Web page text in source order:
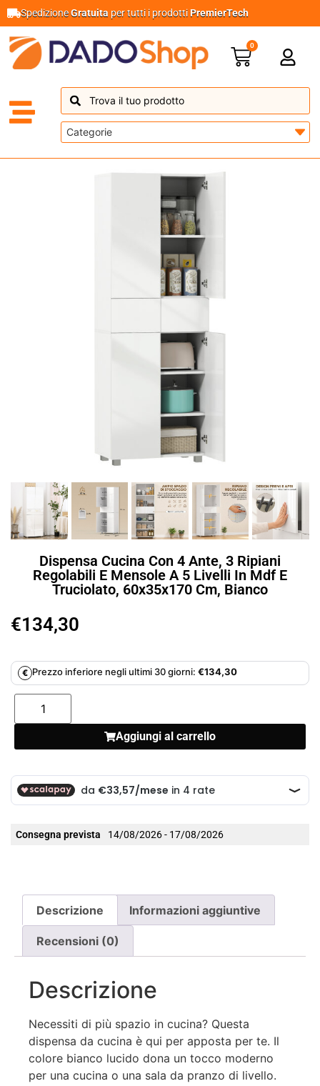
SpedizioneGratuita per tutti i prodottiPremierTech
0
Dispensa Cucina Con 4 Ante, 3 Ripiani
Regolabili E Mensole A 5 Livelli In Mdf E
Truciolato, 60x35x170 Cm, Bianco
€134,30
€ Prezzo inferiore negli ultimi 30 giorni: €134,30
Aggiungi al carrello
Consegna prevista 14/08/2026 - 17/08/2026
Descrizione Informazioni aggiuntive
Recensioni (0)
Descrizione
Necessiti di più spazio in cucina? Questa
dispensa da cucina è qui per apposta per te. Il
colore bianco lucido dona un tocco moderno
per una cucina o una sala da pranzo di livello.